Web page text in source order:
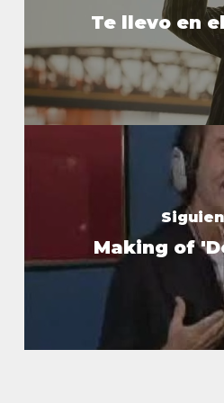
Te llevo en
Making of